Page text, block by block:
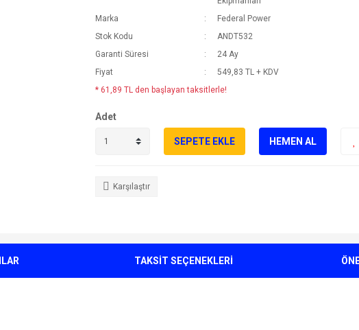
Marka
Federal Power
Stok Kodu
ANDT532
Garanti Süresi
24 Ay
Fiyat
549,83 TL + KDV
* 61,89 TL den başlayan taksitlerle!
Adet
SEPETE EKLE HEMEN AL
Karşılaştır
TAKSİT SEÇENEKLERİ